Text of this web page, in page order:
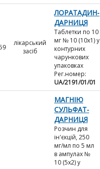
лікарський
засіб
ЛОРАТАДИН-
ДАРНИЦЯ
Таблетки по 10
мг № 10 (10х1) у
контурних
чарункових
упаковках
Рег.номер:
UA/2191/01/01
МАГНІЮ
СУЛЬФАТ-
ДАРНИЦЯ
Розчин для
ін'єкцій, 250
мг/мл по 5 мл
в ампулах №
10 (5х2) у